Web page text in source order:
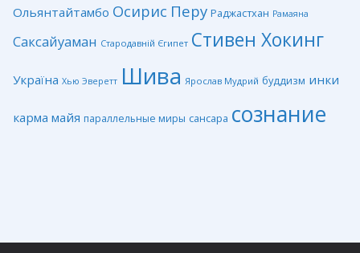
Ольянтайтамбо Осирис Перу Раджастхан Рамаяна
Саксайуаман Стародавній Єгипет Стивен Хокинг
Україна Хью Эверетт Шива Ярослав Мудрий буддизм инки
карма майя параллельные миры сансара сознание